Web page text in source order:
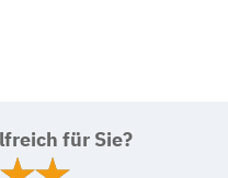
für Sie?